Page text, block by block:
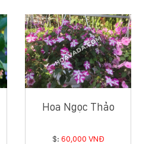
Hoa Ngọc Thảo
$: 60,000 VNĐ